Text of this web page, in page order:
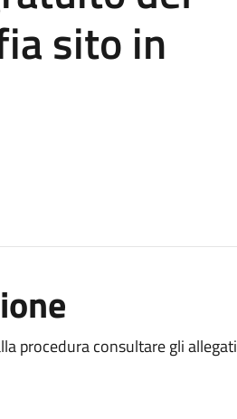
sito in
procedura consultare gli allegati